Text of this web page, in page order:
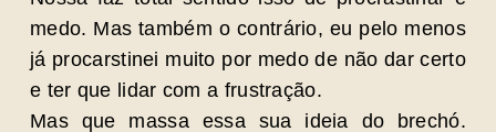
medo. Mas também o contrário, eu pelo menos
já procarstinei muito por medo de não dar certo
e ter que lidar com a frustração.
Mas que massa essa sua ideia do brechó.